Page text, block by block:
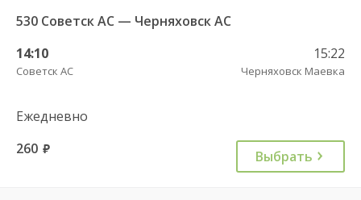
530 Советск АС — Черняховск АС
14:10
Советск АС
15:22
Черняховск Маевка
Ежедневно
260 руб. Выбрать